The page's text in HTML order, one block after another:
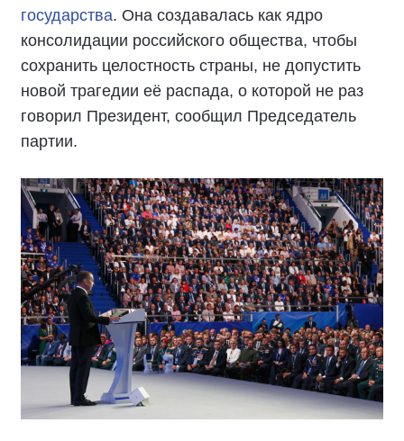
государства. Она создавалась как ядро
консолидации российского общества, чтобы
сохранить целостность страны, не допустить
новой трагедии её распада, о которой не раз
говорил Президент, сообщил Председатель
партии.